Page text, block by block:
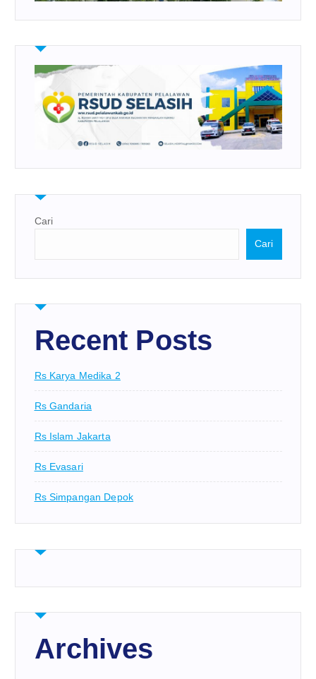
Cari
Cari
Recent Posts
Rs Karya Medika 2
Rs Gandaria
Rs Islam Jakarta
Rs Evasari
Rs Simpangan Depok
Archives